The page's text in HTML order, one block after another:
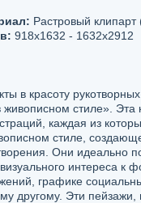
Растровый
918x1632 - 1632x2912
в красоту
стиле». Эта
каждая из
стиле,
Они идеально
интереса к
графике
другому. Эти пейзажи,